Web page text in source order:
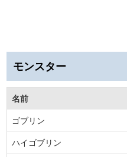
モンスター
名前
ゴブリン
ハイゴブリン